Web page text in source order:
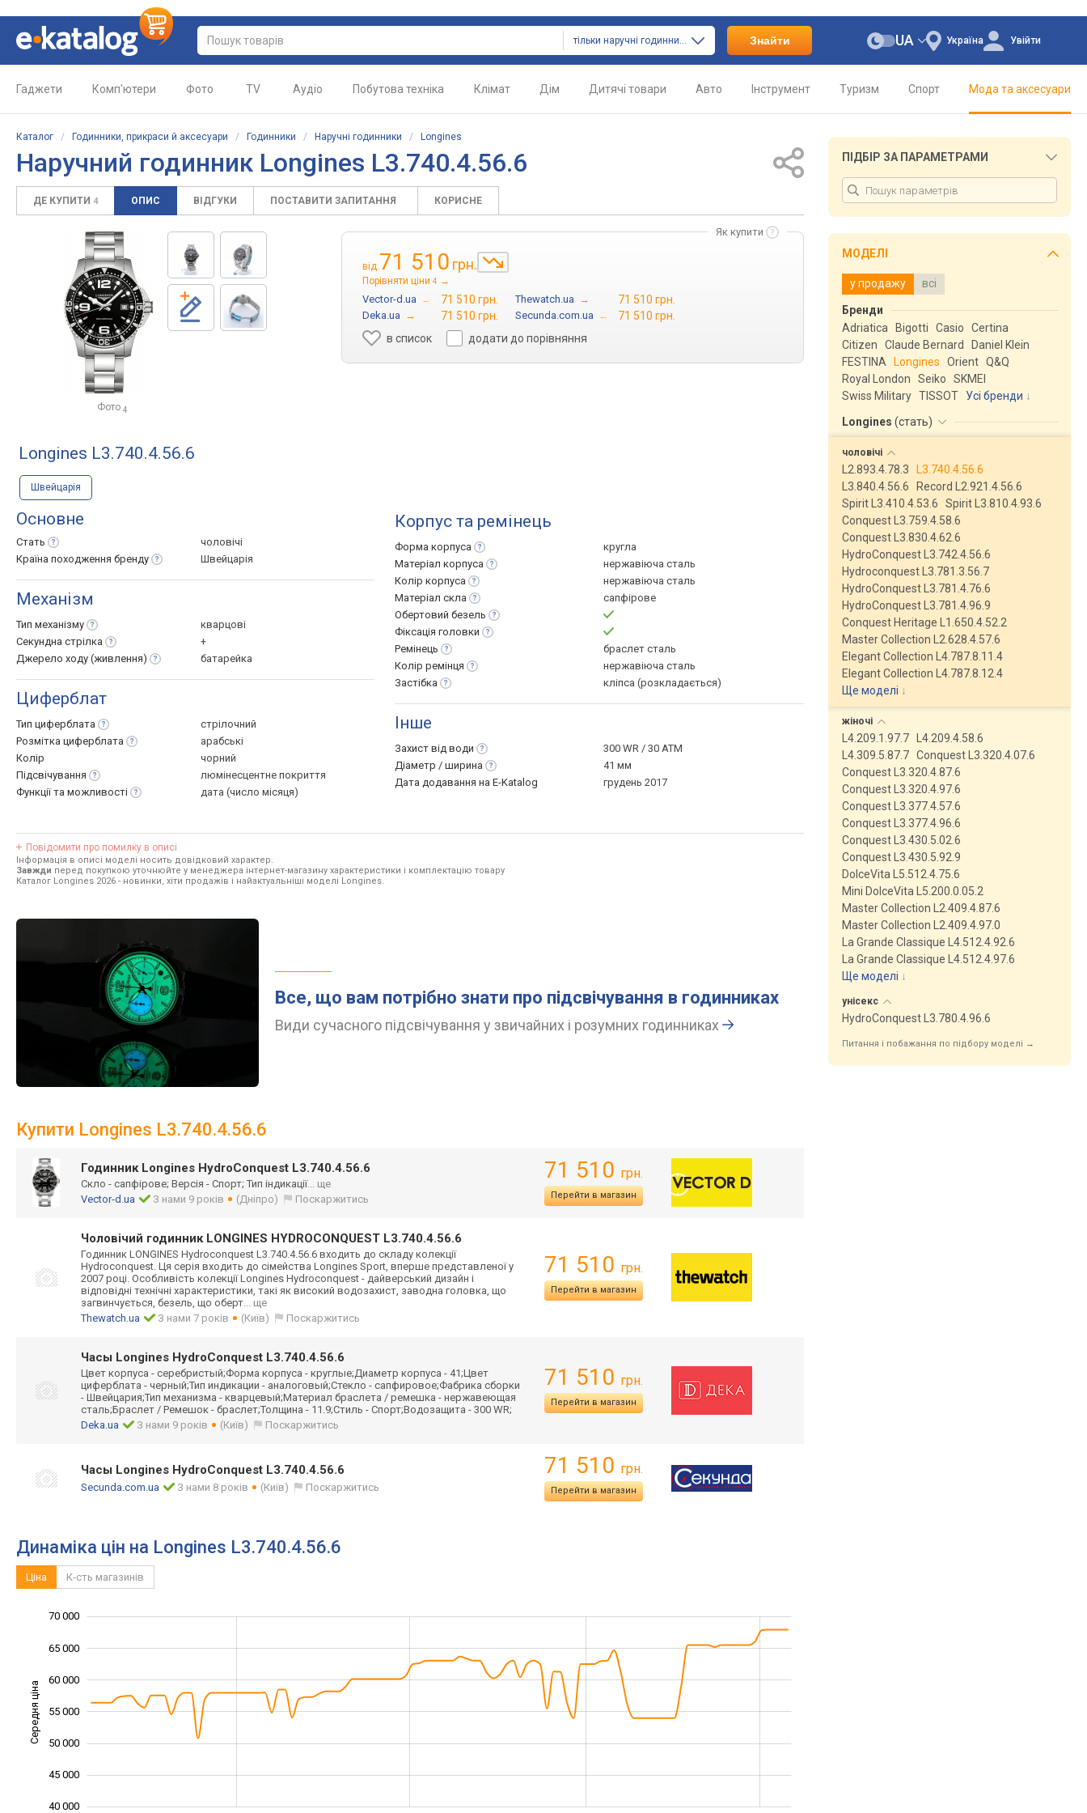
тільки наручні годинники Знайти Україна
UA Увійти
Гаджети Комп'ютери Фото TV Аудіо Побутова техніка Клімат Дім Дитячі товари Авто Інструмент Туризм Спорт Мода та аксесуари
Каталог / Годинники, прикраси й аксесуари / Годинники / Наручні годинники / Longines
Наручний годинник Longines L3.740.4.56.6
ДЕ КУПИТИ 4 ОПИС ВІДГУКИ ПОСТАВИТИ ЗАПИТАННЯ КОРИСНЕ
Фото 4
Як купити
від 71 510 грн.
Порівняти ціни 4 →
Vector-d.ua → 71 510 грн. Thewatch.ua → 71 510 грн.
Deka.ua → 71 510 грн. Secunda.com.ua →
71 510 грн.
в список
додати до порівняння
Longines L3.740.4.56.6
Швейцарія
Основне
Стать
чоловічі
Країна походження бренду Швейцарія
Механізм
Тип механізму
кварцові
Секундна стрілка
+
Джерело ходу (живлення) батарейка
Циферблат
Тип циферблата
стрілочний
Розмітка циферблата
арабські
Колір
чорний
Підсвічування
люмінесцентне покриття
Функції та можливості дата (число місяця)
Корпус та ремінець
Форма корпуса
кругла
Матеріал корпуса
нержавіюча сталь
Колір корпуса
нержавіюча сталь
Матеріал скла
сапфірове
Обертовий безель
Фіксація головки
Ремінець
браслет сталь
Колір ремінця
нержавіюча сталь
Застібка
кліпса (розкладається)
Інше
Захист від води
300 WR / 30 ATM
Діаметр / ширина
41 мм
Дата додавання на E-Katalog
грудень 2017
Повідомити про помилку в описі
Інформація в описі моделі носить довідковий характер.
Завжди перед покупкою уточнюйте у менеджера інтернет-магазину характеристики і комплектацію товару
Каталог Longines 2026 - новинки, хіти продажів і найактуальніші моделі Longines.
Все, що вам потрібно знати про підсвічування в годинниках
Види сучасного підсвічування у звичайних і розумних годинниках
Купити Longines L3.740.4.56.6
Годинник Longines HydroConquest L3.740.4.56.6
Скло - сапфірове; Версія - Спорт; Тип індикації... ще
Vector-d.ua
З нами 9 років (Дніпро) Поскаржитись
71 510 грн.
Перейти в магазин
Чоловічий годинник LONGINES HYDROCONQUEST L3.740.4.56.6
Годинник LONGINES Hydroconquest L3.740.4.56.6 входить до складу колекції
Hydroconquest. Ця серія входить до сімейства Longines Sport, вперше представленої у
2007 році. Особливість колекції Longines Hydroconquest - дайверський дизайн і
відповідні технічні характеристики, такі як високий водозахист, заводна головка, що
загвинчується, безель, що оберт... ще
Thewatch.ua
З нами 7 років (Київ) Поскаржитись
71 510 грн.
Перейти в магазин
Часы Longines HydroConquest L3.740.4.56.6
Цвет корпуса - серебристый;Форма корпуса - круглые;Диаметр корпуса - 41;Цвет
циферблата - черный;Тип индикации - аналоговый;Стекло - сапфировое;Фабрика сборки
- Швейцария;Тип механизма - кварцевый;Материал браслета / ремешка - нержавеющая
сталь;Браслет / Ремешок - браслет;Толщина - 11.9;Стиль - Спорт;Водозащита - 300 WR;
Deka.ua
З нами 9 років (Київ) Поскаржитись
71 510 грн.
Перейти в магазин
Часы Longines HydroConquest L3.740.4.56.6
Secunda.com.ua З нами 8 років (Київ) Поскаржитись
71 510 грн.
Перейти в магазин
Динаміка цін на Longines L3.740.4.56.6
Ціна К-сть магазинів
Середня ціна 40 000
40 000
45 000
50 000
55 000
60 000
65 000
70 000
ПІДБІР ЗА ПАРАМЕТРАМИ
МОДЕЛІ
у продажу всі
Бренди
Adriatica
Bigotti Casio
Certina
Citizen
Claude Bernard
Daniel Klein
FESTINA
Longines Orient Q&Q
Royal London
Seiko
SKMEI
Swiss Military TISSOT
Усі бренди
Longines (стать)
чоловічі
L2.893.4.78.3
L3.740.4.56.6
L3.840.4.56.6
Record L2.921.4.56.6
Spirit L3.410.4.53.6
Spirit L3.810.4.93.6
Conquest L3.759.4.58.6
Conquest L3.830.4.62.6
HydroConquest L3.742.4.56.6
Hydroconquest L3.781.3.56.7
HydroConquest L3.781.4.76.6
HydroConquest L3.781.4.96.9
Conquest Heritage L1.650.4.52.2
Master Collection L2.628.4.57.6
Elegant Collection L4.787.8.11.4
Elegant Collection L4.787.8.12.4
Ще моделі ↓
жіночі
L4.209.1.97.7
L4.209.4.58.6
L4.309.5.87.7 Conquest L3.320.4.07.6
Conquest L3.320.4.87.6
Conquest L3.320.4.97.6
Conquest L3.377.4.57.6
Conquest L3.377.4.96.6
Conquest L3.430.5.02.6
Conquest L3.430.5.92.9
DolceVita L5.512.4.75.6
Mini DolceVita L5.200.0.05.2
Master Collection L2.409.4.87.6
Master Collection L2.409.4.97.0
La Grande Classique L4.512.4.92.6
La Grande Classique L4.512.4.97.6
Ще моделі ↓
унісекс
HydroConquest L3.780.4.96.6
Питання і побажання по підбору моделі →